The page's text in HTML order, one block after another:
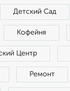
Детский Сад
Кофейня
Центр
Ремонт